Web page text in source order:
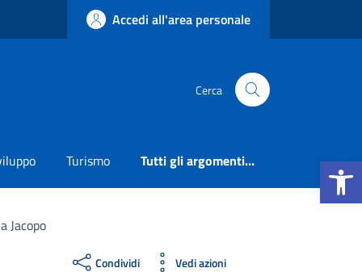
Apri la
Accedi all'area personale
Cerca
Turismo Tutti gli argomenti...
Jacopo
Condividi Vedi azioni